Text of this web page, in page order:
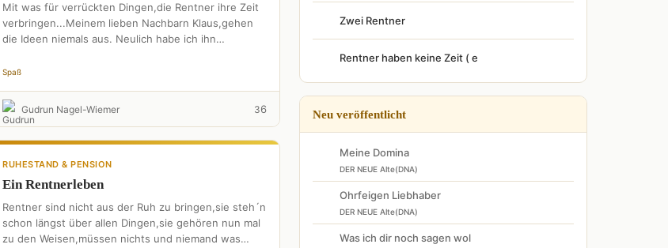
Mit was für verrückten Dingen,die Rentner ihre Zeit
verbringen...Meinem lieben Nachbarn Klaus,gehen
die Ideen niemals aus. Neulich habe ich ihn
Spaß
Gudrun Nagel-Wiemer 36
RUHESTAND & PENSION
Ein Rentnerleben
Rentner sind nicht aus der Ruh zu bringen,sie steh´n
schon längst über allen Dingen,sie gehören nun mal
zu den Weisen,müssen nichts und niemand was
Zwei Rentner
Rentner haben keine Zeit ( e
Neu veröffentlicht
Meine Domina
DER NEUE Alte(DNA)
Ohrfeigen Liebhaber
DER NEUE Alte(DNA)
Was ich dir noch sagen wol